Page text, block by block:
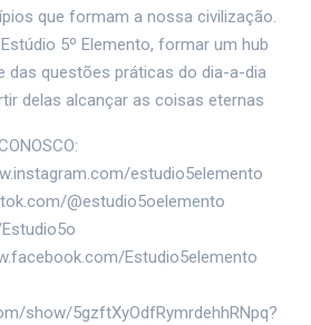
que formam a nossa civilização.
5º Elemento, formar um hub
das questões práticas do dia-a-dia
delas alcançar as coisas eternas
estudio5elemento
@estudio5oelemento
Estudio5elemento
show/5gzftXyOdfRymrdehhRNpq?